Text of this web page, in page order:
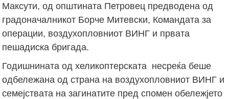
Максути, од општината Петровец предводена од
градоначалникот Борче Митевски, Командата за
операции, воздухопловниот ВИНГ и првата
пешадиска бригада.
Годишнината од хеликоптерската несреќа беше
одбележана од страна на воздухопловниот ВИНГ и
семејствата на загинатите пред спомен обележјето